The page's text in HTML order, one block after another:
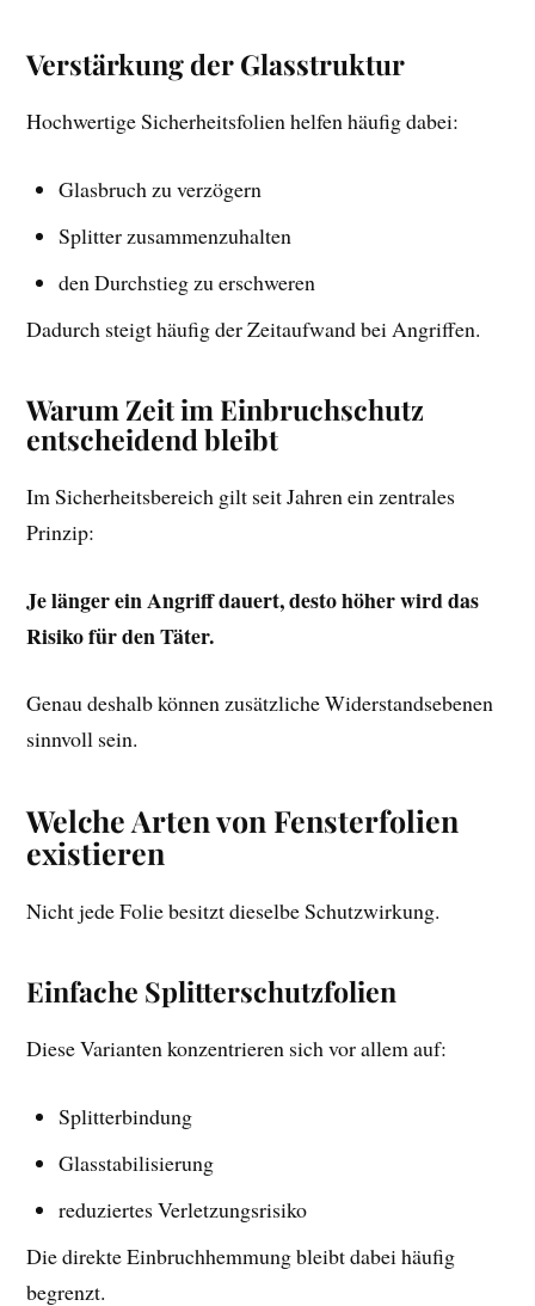
Verstärkung der Glasstruktur
Hochwertige Sicherheitsfolien helfen häufig dabei:
Glasbruch zu verzögern
Splitter zusammenzuhalten
den Durchstieg zu erschweren
Dadurch steigt häufig der Zeitaufwand bei Angriffen.
Warum Zeit im Einbruchschutz
entscheidend bleibt
Im Sicherheitsbereich gilt seit Jahren ein zentrales
Prinzip:
Je länger ein Angriff dauert, desto höher wird das
Risiko für den Täter.
Genau deshalb können zusätzliche Widerstandsebenen
sinnvoll sein.
Welche Arten von Fensterfolien
existieren
Nicht jede Folie besitzt dieselbe Schutzwirkung.
Einfache Splitterschutzfolien
Diese Varianten konzentrieren sich vor allem auf:
Splitterbindung
Glasstabilisierung
reduziertes Verletzungsrisiko
Die direkte Einbruchhemmung bleibt dabei häufig
begrenzt.